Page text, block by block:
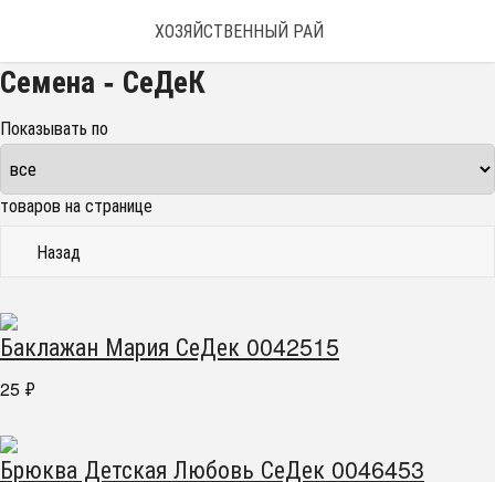
ХОЗЯЙСТВЕННЫЙ РАЙ
Семена - СеДеК
Показывать по
товаров на странице
Назад
Баклажан Мария СеДек 0042515
25 ₽
Брюква Детская Любовь СеДек 0046453